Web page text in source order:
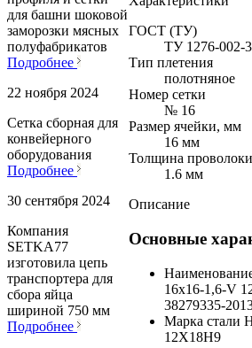
для башни шоковой
заморозки мясных
полуфабрикатов
Подробнее
22 ноября 2024
Сетка сборная для
конвейерного
оборудования
Подробнее
30 сентября 2024
Компания
SETKA77
изготовила цепь
транспортера для
сбора яйца
шириной 750 мм
Подробнее
ГОСТ (ТУ)
ТУ 1276-002-
Тип плетения
полотняное
Номер сетки
№ 16
Размер ячейки, мм
16 мм
Толщина
1.6 мм
Описание
Основные
16х16-1,6-V
38279335-
Марка стали
12Х18Н9